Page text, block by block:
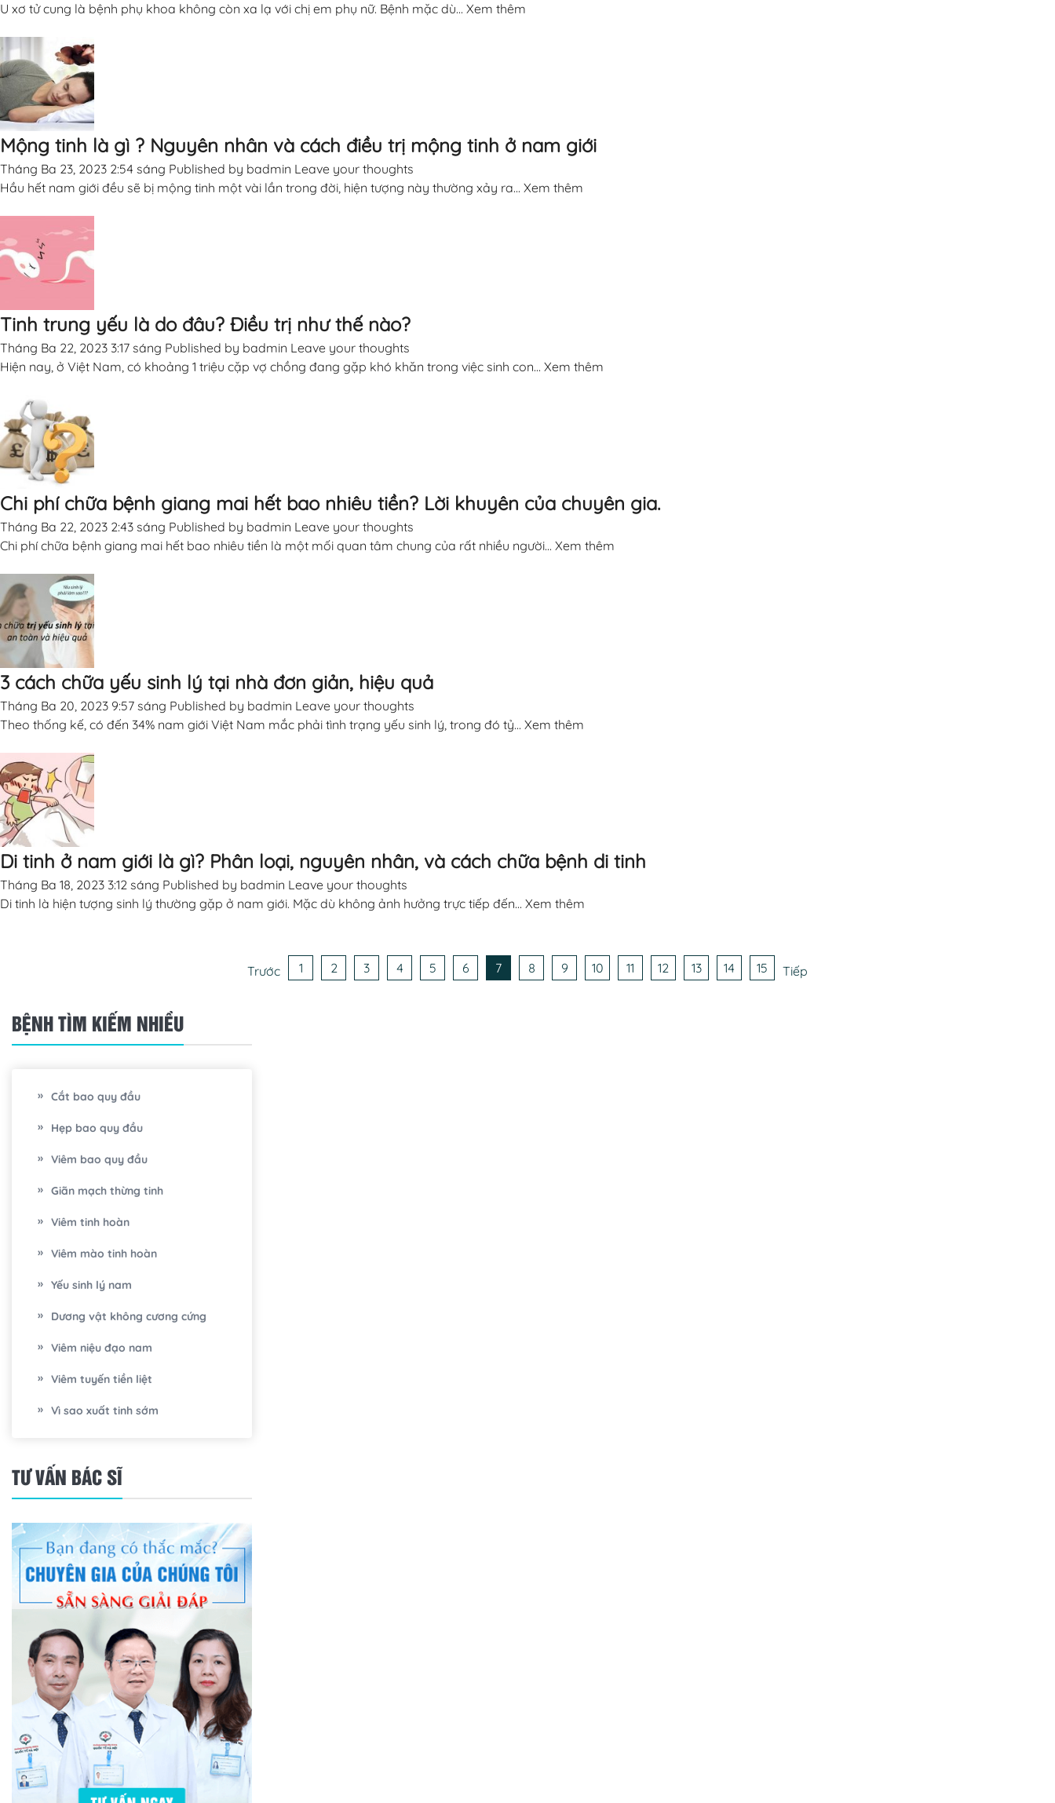
U xơ tử cung là bệnh phụ khoa không còn xa lạ với chị em phụ nữ. Bệnh mặc dù... Xem thêm
Mộng tinh là gì ? Nguyên nhân và cách điều trị mộng tinh ở nam giới
Tháng Ba 23, 2023 2:54 sáng Published by badmin Leave your thoughts
Hầu hết nam giới đều sẽ bị mộng tinh một vài lần trong đời, hiện tượng này thường xảy ra... Xem thêm
Tinh trung yếu là do đâu? Điều trị như thế nào?
Tháng Ba 22, 2023 3:17 sáng Published by badmin Leave your thoughts
Hiện nay, ở Việt Nam, có khoảng 1 triệu cặp vợ chồng đang gặp khó khăn trong việc sinh con... Xem thêm
Chi phí chữa bệnh giang mai hết bao nhiêu tiền? Lời khuyên của chuyên gia.
Tháng Ba 22, 2023 2:43 sáng Published by badmin Leave your thoughts
Chi phí chữa bệnh giang mai hết bao nhiêu tiền là một mối quan tâm chung của rất nhiều người... Xem thêm
3 cách chữa yếu sinh lý tại nhà đơn giản, hiệu quả
Tháng Ba 20, 2023 9:57 sáng Published by badmin Leave your thoughts
Theo thống kế, có đến 34% nam giới Việt Nam mắc phải tình trạng yếu sinh lý, trong đó tỷ... Xem thêm
Di tinh ở nam giới là gì? Phân loại, nguyên nhân, và cách chữa bệnh di tinh
Tháng Ba 18, 2023 3:12 sáng Published by badmin Leave your thoughts
Di tinh là hiện tượng sinh lý thường gặp ở nam giới. Mặc dù không ảnh hưởng trực tiếp đến... Xem thêm
Trước 1 2 3 4 5 6 7 8 9 10 11 12 13 14 15 Tiếp
BỆNH TÌM KIẾM NHIỀU
Cắt bao quy đầu
Hẹp bao quy đầu
Viêm bao quy đầu
Giãn mạch thừng tinh
Viêm tinh hoàn
Viêm mào tinh hoàn
Yếu sinh lý nam
Dương vật không cương cứng
Viêm niệu đạo nam
Viêm tuyến tiền liệt
Vì sao xuất tinh sớm
TƯ VẤN BÁC SĨ